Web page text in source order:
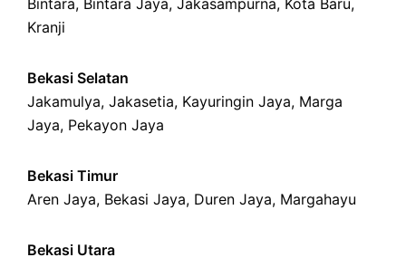
Bintara, Bintara Jaya, Jakasampurna, Kota Baru,
Kranji
Bekasi Selatan
Jakamulya, Jakasetia, Kayuringin Jaya, Marga
Jaya, Pekayon Jaya
Bekasi Timur
Aren Jaya, Bekasi Jaya, Duren Jaya, Margahayu
Bekasi Utara